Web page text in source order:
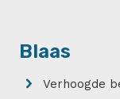
Blaas
Verhoogde